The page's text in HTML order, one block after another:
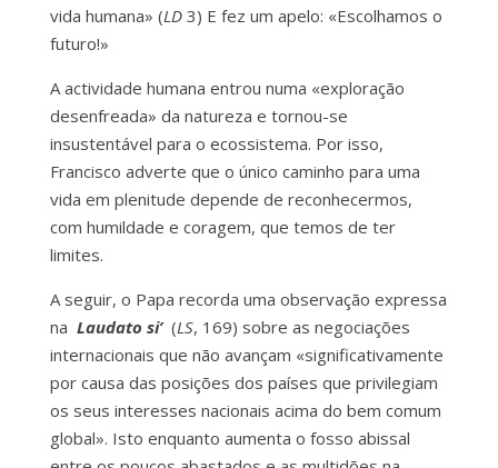
vida humana» (LD3) E fez um apelo: «Escolhamos o
futuro!»
A actividade humana entrou numa «exploração
desenfreada» da natureza e tornou-se
insustentável para o ecossistema. Por isso,
Francisco adverte que o único caminho para uma
vida em plenitude depende de reconhecermos,
com humildade e coragem, que temos de ter
limites.
A seguir, o Papa recorda uma observação expressa
na Laudato si’(LS, 169) sobre as negociações
internacionais que não avançam «significativamente
por causa das posições dos países que privilegiam
os seus interesses nacionais acima do bem comum
global». Isto enquanto aumenta o fosso abissal